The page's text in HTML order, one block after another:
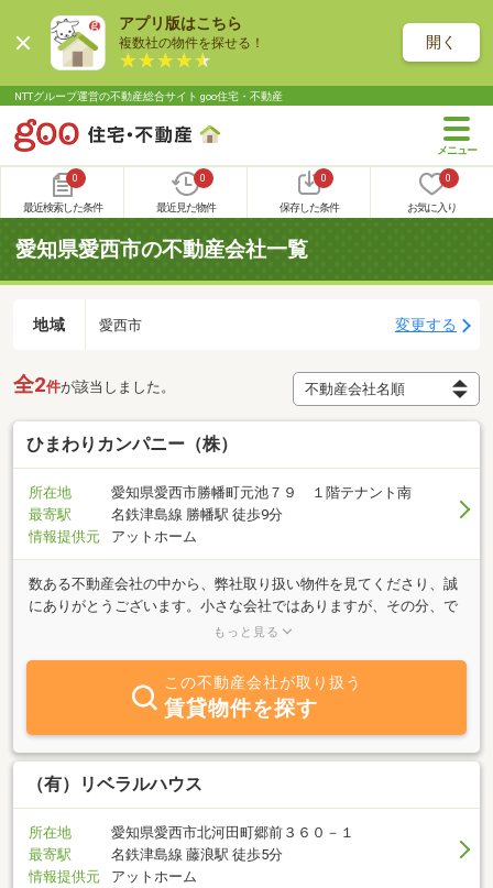
アプリ版はこちら
複数社の物件を探せる！ 開く
NTTグループ運営の不動産総合サイト goo住宅・不動産
0
最近検索した条件
0
最近見た物件
0
保存した条件
0
お気に入り
愛知県愛西市の不動産会社一覧
地域 愛西市 変更する
全2件が該当しました。
ひまわりカンパニー（株）
所在地
愛知県愛西市勝幡町元池７９ １階テナント南
最寄駅
名鉄津島線 勝幡駅 徒歩9分
情報提供元
アットホーム
数ある不動産会社の中から、弊社取り扱い物件を見てくださり、誠
にありがとうございます。小さな会社ではありますが、その分、で
きるかぎりの情報をオープンにしてご安心いただけるよう取り組ま
談ください。また、住宅ローンのご返済などでお悩みの方は、お気
軽にご相談ください。専門家の先生と連携し問題の解決にあたりま
もっと見る
この不動産会社が取り扱う
賃貸物件を探す
（有）リベラルハウス
所在地
愛知県愛西市北河田町郷前３６０－１
最寄駅
名鉄津島線 藤浪駅 徒歩5分
情報提供元
アットホーム